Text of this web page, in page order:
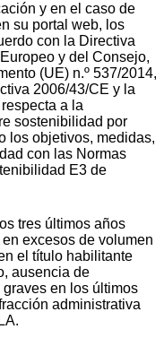
y en el caso de
su portal web, los
con la Directiva
y del Consejo,
(UE) n.º 537/2014,
2006/43/CE y la
a la
sostenibilidad por
los objetivos, medidas,
con las Normas
E3 de
tres últimos años
excesos de volumen
el título habilitante
ausencia de
en los últimos
administrativa